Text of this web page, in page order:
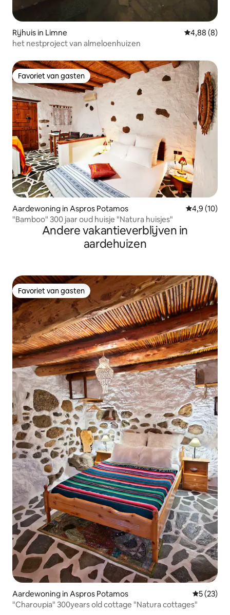
Rijhuis in Limne Gemiddelde
4,88 (8)
het nestproject van almeloenhuizen
Favoriet van gasten
Favoriet van gasten
Aardewoning in Aspros Potamos
4,9 (10)
"Bamboo" 300 jaar oud huisje "Natura huisjes"
Andere vakantieverblijven in
aardehuizen
Favoriet van gasten
Favoriet van gasten
Aardewoning in Aspros Potamos
5 (23)
"Charoupia" 300years old cottage "Natura cottages"